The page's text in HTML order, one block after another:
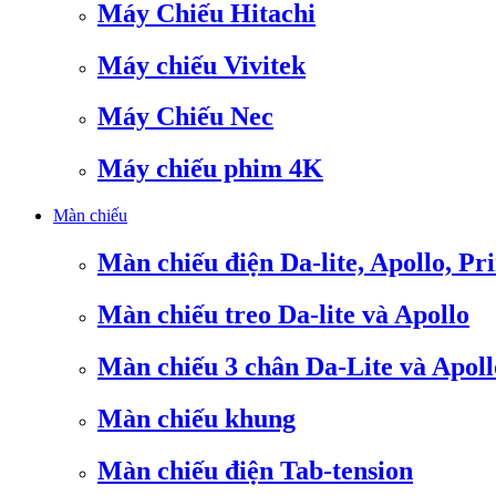
Máy Chiếu Hitachi
Máy chiếu Vivitek
Máy Chiếu Nec
Máy chiếu phim 4K
Màn chiếu
Màn chiếu điện Da-lite, Apollo,
Màn chiếu treo Da-lite và Apollo
Màn chiếu 3 chân Da-Lite và
Màn chiếu khung
Màn chiếu điện Tab-tension